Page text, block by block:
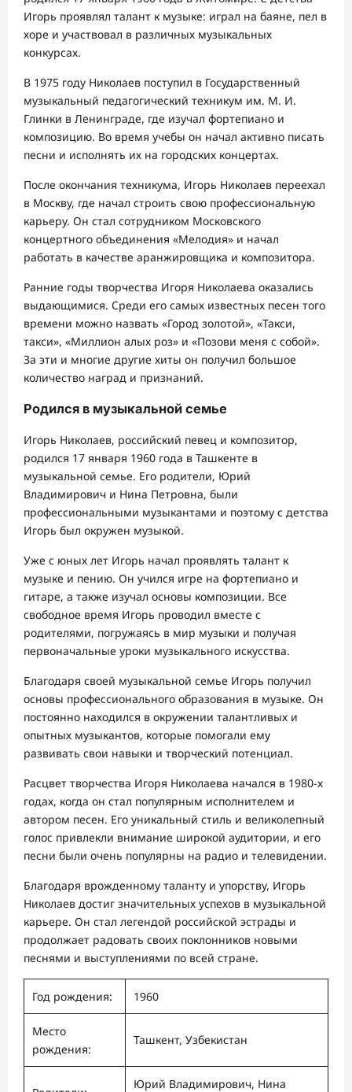
Игорь проявлял талант к музыке: играл на баяне, пел в
хоре и участвовал в различных музыкальных
конкурсах.
В 1975 году Николаев поступил в Государственный
музыкальный педагогический техникум им. М. И.
Глинки в Ленинграде, где изучал фортепиано и
композицию. Во время учебы он начал активно писать
песни и исполнять их на городских концертах.
После окончания техникума, Игорь Николаев переехал
в Москву, где начал строить свою профессиональную
карьеру. Он стал сотрудником Московского
концертного объединения «Мелодия» и начал
работать в качестве аранжировщика и композитора.
Ранние годы творчества Игоря Николаева оказались
выдающимися. Среди его самых известных песен того
времени можно назвать «Город золотой», «Такси,
такси», «Миллион алых роз» и «Позови меня с собой».
За эти и многие другие хиты он получил большое
количество наград и признаний.
Родился в музыкальной семье
Игорь Николаев, российский певец и композитор,
родился 17 января 1960 года в Ташкенте в
музыкальной семье. Его родители, Юрий
Владимирович и Нина Петровна, были
профессиональными музыкантами и поэтому с детства
Игорь был окружен музыкой.
Уже с юных лет Игорь начал проявлять талант к
музыке и пению. Он учился игре на фортепиано и
гитаре, а также изучал основы композиции. Все
свободное время Игорь проводил вместе с
родителями, погружаясь в мир музыки и получая
первоначальные уроки музыкального искусства.
Благодаря своей музыкальной семье Игорь получил
основы профессионального образования в музыке. Он
постоянно находился в окружении талантливых и
опытных музыкантов, которые помогали ему
развивать свои навыки и творческий потенциал.
Расцвет творчества Игоря Николаева начался в 1980-х
годах, когда он стал популярным исполнителем и
автором песен. Его уникальный стиль и великолепный
голос привлекли внимание широкой аудитории, и его
песни были очень популярны на радио и телевидении.
Благодаря врожденному таланту и упорству, Игорь
Николаев достиг значительных успехов в музыкальной
карьере. Он стал легендой российской эстрады и
продолжает радовать своих поклонников новыми
песнями и выступлениями по всей стране.
Год рождения: 1960
Место
рождения:
Ташкент, Узбекистан
Юрий Владимирович, Нина